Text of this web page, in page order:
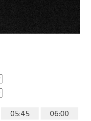
05:45
06:00